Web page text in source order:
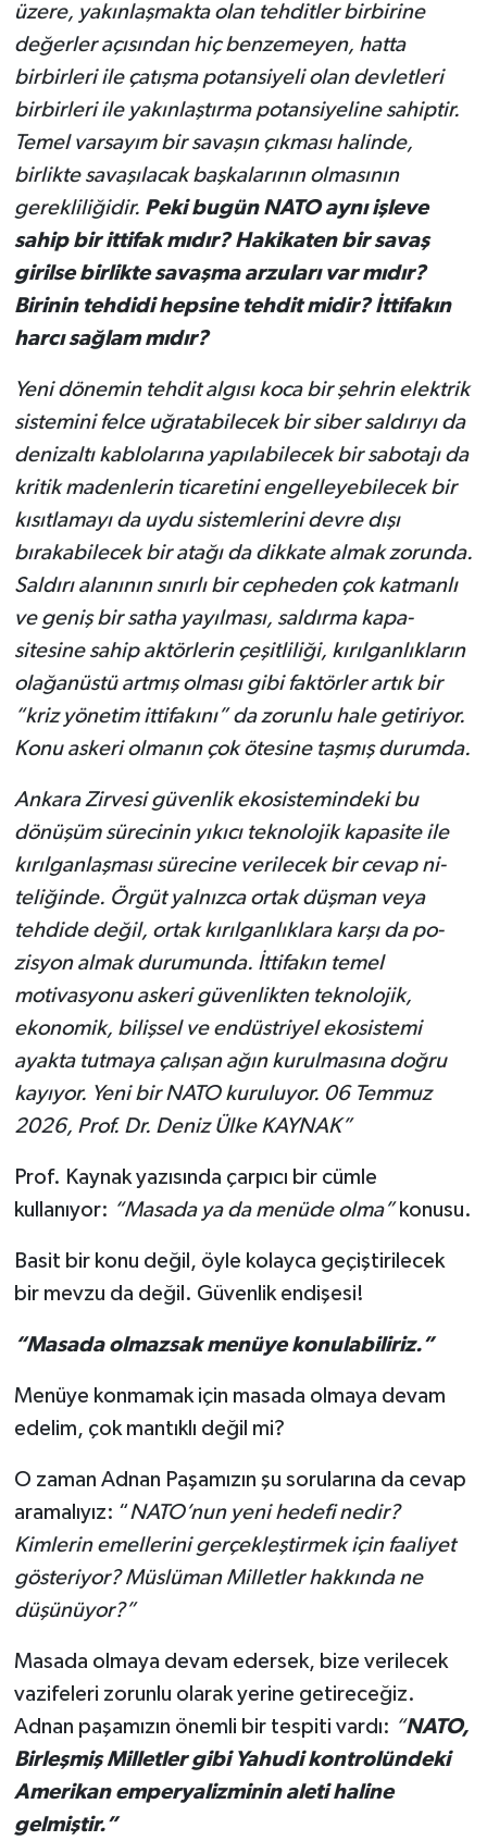
üzere, yakınlaşmakta olan tehditler birbirine
değerler açı­sından hiç benzemeyen, hat­ta
birbirleri ile çatışma potan­siyeli olan devletleri
birbirleri ile yakınlaştırma potansiyeline sahiptir.
Temel varsayım bir sa­vaşın çıkması halinde,
birlikte savaşılacak başkalarının olma­sının
gerekliliğidir. Peki bugün NATO aynı işleve
sahip bir itti­fak mıdır? Hakikaten bir savaş
girilse birlikte savaşma arzuları var mıdır?
Birinin tehdidi hep­sine tehdit midir? İttifakın
har­cı sağlam mıdır?
Yeni dönemin tehdit algısı koca bir şehrin elektrik
siste­mini felce uğratabilecek bir si­ber saldırıyı da
denizaltı kab­lolarına yapılabilecek bir sa­botajı da
kritik madenlerin ticaretini engelleyebilecek bir
kısıtlamayı da uydu sistemle­rini devre dışı
bırakabilecek bir atağı da dikkate almak zorunda.
Saldırı alanının sınırlı bir cep­heden çok katmanlı
ve geniş bir satha yayılması, saldırma kapa­
sitesine sahip aktörlerin çeşit­liliği, kırılganlıkların
olağanüs­tü artmış olması gibi faktörler artık bir
“kriz yönetim ittifa­kını” da zorunlu hale getiriyor.
Konu askeri olmanın çok ötesi­ne taşmış durumda.
Ankara Zirvesi güvenlik ekosistemindeki bu
dönüşüm sürecinin yıkıcı teknolojik ka­pasite ile
kırılganlaşması sü­recine verilecek bir cevap ni­
teliğinde. Örgüt yalnızca ortak düşman veya
tehdide değil, or­tak kırılganlıklara karşı da po­
zisyon almak durumunda. İt­tifakın temel
motivasyonu as­keri güvenlikten teknolojik,
ekonomik, bilişsel ve endüstri­yel ekosistemi
ayakta tutmaya çalışan ağın kurulmasına doğ­ru
kayıyor. Yeni bir NATO ku­ruluyor. 06 Temmuz
2026, Prof. Dr. Deniz Ülke KAYNAK”
Prof. Kaynak yazısında çarpıcı bir cümle
kullanıyor: “Masada ya da menüde olma”konusu.
Basit bir konu değil, öyle kolayca geçiştirilecek
bir mevzu da değil. Güvenlik endişesi!
“Masada olmazsak menüye konulabiliriz.”
Menüye konmamak için masada olmaya devam
edelim, çok mantıklı değil mi?
O zaman Adnan Paşamızın şu sorularına da cevap
aramalıyız: “NATO’nun yeni hedefi nedir?
Kimlerin emellerini gerçekleştirmek için faaliyet
gösteriyor? Müslüman Milletler hakkında ne
düşünüyor?”
Masada olmaya devam edersek, bize verilecek
vazifeleri zorunlu olarak yerine getireceğiz.
Adnan paşamızın önemli bir tespiti vardı: “NATO,
Birleşmiş Milletler gibi Yahudi kontrolündeki
Amerikan emperyalizminin aleti haline
gelmiştir.”